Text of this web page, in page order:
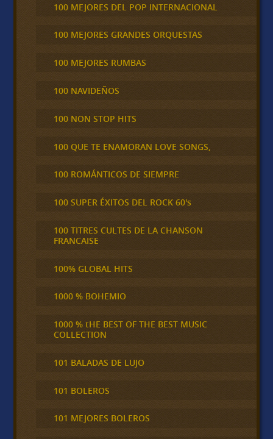
100 MEJORES DEL POP INTERNACIONAL
100 MEJORES GRANDES ORQUESTAS
100 MEJORES RUMBAS
100 NAVIDEÑOS
100 NON STOP HITS
100 QUE TE ENAMORAN LOVE SONGS,
100 ROMÁNTICOS DE SIEMPRE
100 SUPER ÉXITOS DEL ROCK 60's
100 TITRES CULTES DE LA CHANSON
FRANCAISE
100% GLOBAL HITS
1000 % BOHEMIO
1000 % tHE BEST OF THE BEST MUSIC
COLLECTION
101 BALADAS DE LUJO
101 BOLEROS
101 MEJORES BOLEROS